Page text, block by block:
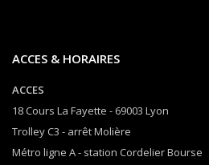
ACCES & HORAIRES
ACCES
18 Cours La Fayette - 69003 Lyon
Trolley C3 - arrêt Molière
Métro ligne A - station Cordelier Bourse